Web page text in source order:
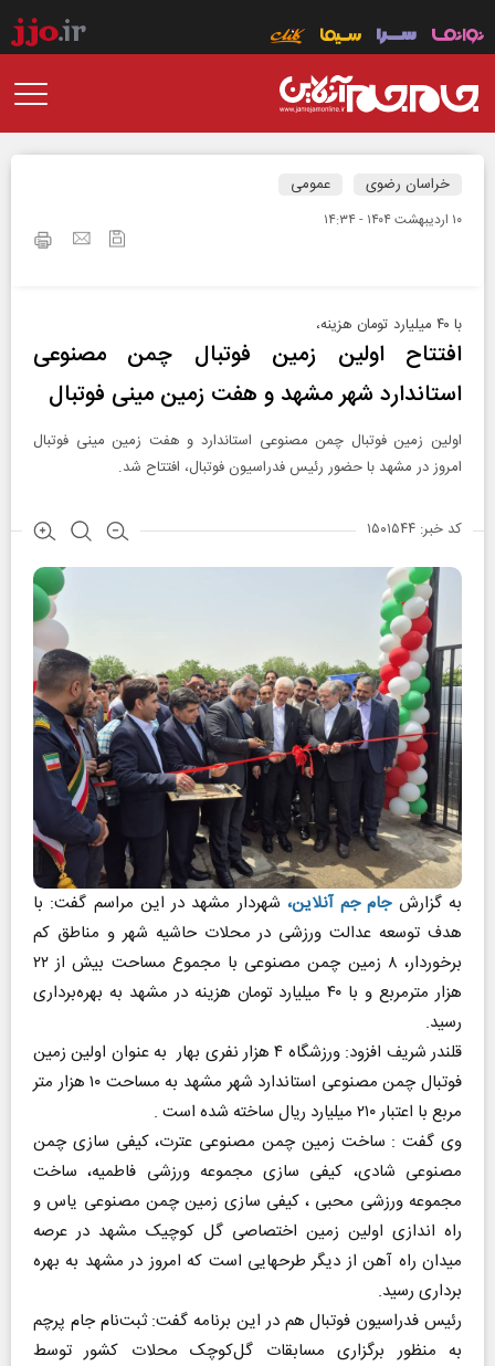
خراسان رضوی عمومی
۱۰ ارديبهشت ۱۴۰۴ - ۱۴:۳۴
با ۴۰ میلیارد تومان هزینه،
افتتاح اولین زمین فوتبال چمن مصنوعی
استاندارد شهر مشهد و هفت زمین مینی فوتبال
اولین زمین فوتبال چمن مصنوعی استاندارد و هفت زمین مینی فوتبال
امروز در مشهد با حضور رئیس فدراسیون فوتبال، افتتاح شد.
کد خبر: ۱۵۰۱۵۴۴
به گزارشجام جم آنلاین، شهردار مشهد در این مراسم گفت: با
هدف توسعه عدالت ورزشی در محلات حاشیه شهر و مناطق کم
برخوردار، ۸ زمین چمن مصنوعی با مجموع مساحت بیش از ۲۲
هزار مترمربع و با ۴۰ میلیارد تومان هزینه در مشهد به بهره‌برداری
رسید.
قلندر شریف افزود: ورزشگاه ۴ هزار نفری بهار به عنوان اولین زمین
فوتبال چمن مصنوعی استاندارد شهر مشهد به مساحت ۱۰ هزار متر
مربع با اعتبار ۲۱۰ میلیارد ریال ساخته شده است .
وی گفت : ساخت زمین چمن مصنوعی عترت، کیفی سازی چمن
مصنوعی شادی، کیفی سازی مجموعه ورزشی فاطمیه، ساخت
مجموعه ورزشی محبی ، کیفی سازی زمین چمن مصنوعی یاس و
راه اندازی اولین زمین اختصاصی گل کوچیک مشهد در عرصه
میدان راه آهن از دیگر طرحهایی است که امروز در مشهد به بهره
برداری رسید.
رئیس فدراسیون فوتبال هم در این برنامه گفت: ثبت‌نام جام پرچم
به منظور برگزاری مسابقات گل‌کوچک محلات کشور توسط